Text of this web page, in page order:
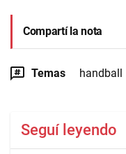
Compartí la nota
Temas handball
Seguí leyendo